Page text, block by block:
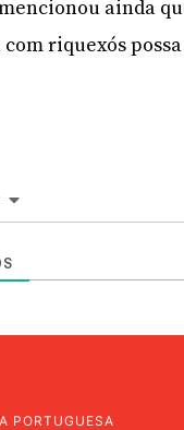
ainda
riquexós
PORTUGUESA